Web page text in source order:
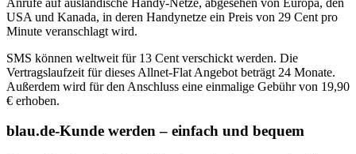
USA und Kanada, in deren Handynetze ein Preis von 29 Cent pro
Minute veranschlagt wird.
SMS können weltweit für 13 Cent verschickt werden. Die
Vertragslaufzeit für dieses Allnet-Flat Angebot beträgt 24 Monate.
Außerdem wird für den Anschluss eine einmalige Gebühr von 19,90
€ erhoben.
blau.de-Kunde werden – einfach und bequem